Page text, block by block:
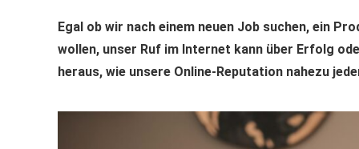
Egal ob wir nach einem neuen Job suchen, ein
wollen, unser Ruf im Internet kann über Erfolg
heraus, wie unsere Online-Reputation nahezu